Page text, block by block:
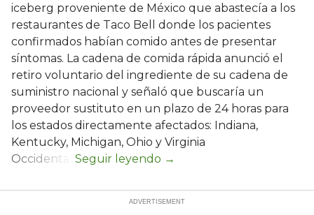
iceberg proveniente de México que abastecía a los
restaurantes de Taco Bell donde los pacientes
confirmados habían comido antes de presentar
síntomas. La cadena de comida rápida anunció el
retiro voluntario del ingrediente de su cadena de
suministro nacional y señaló que buscaría un
proveedor sustituto en un plazo de 24 horas para
los estados directamente afectados: Indiana,
Kentucky, Michigan, Ohio y Virginia
Occidental.